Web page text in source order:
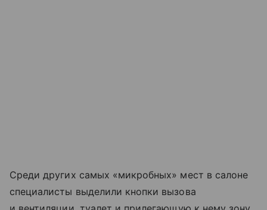
Среди других самых «микробных» мест в салоне
специалисты выделили кнопки вызова